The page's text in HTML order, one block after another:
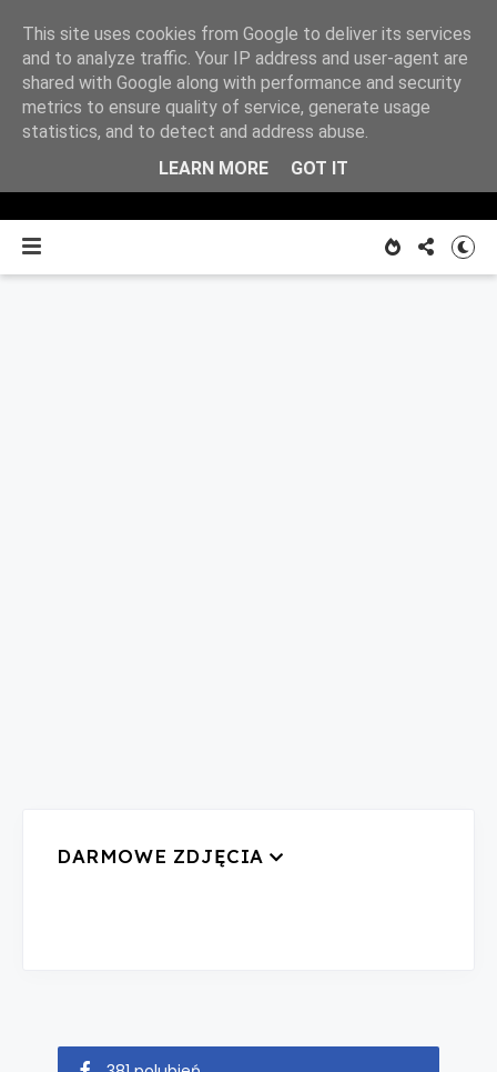
Z
notatnika
O MNIE
DARMOWE ZDJĘCIA
This site uses cookies from Google to deliver its services
and to analyze traffic. Your IP address and user-agent are
shared with Google along with performance and security
metrics to ensure quality of service, generate usage
statistics, and to detect and address abuse.
LEARN MORE
GOT IT